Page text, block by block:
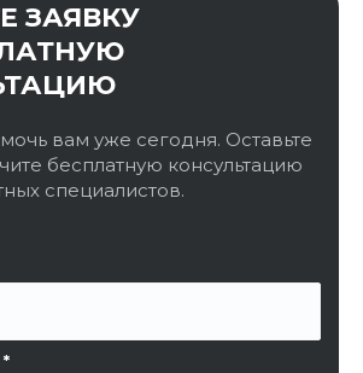
ЗАЯВКУ
вам уже сегодня. Оставьте
бесплатную консультацию
специалистов.